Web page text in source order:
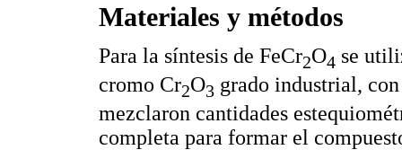
Materiales y métodos
Para la síntesis de FeCr2O4 se
cromo Cr2O3 grado industrial,
mezclaron cantidades
completa para formar el